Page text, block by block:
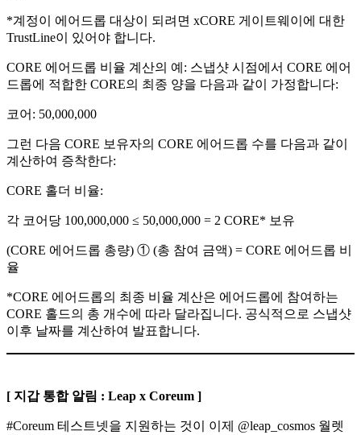
*계정이 에어드롭 대상이 되려면 xCORE 게이트웨이에 대한
TrustLine이 있어야 합니다.​
CORE 에어드롭 비율 계산의 예: 스냅샷 시점에서 CORE 에어
드롭에 적합한 CORE의 최종 양을 다음과 같이 가정합니다:​
코어: 50,000,000​
그런 다음 CORE 보유자의 CORE 에어드롭 수를 다음과 같이
계산하여 증착한다:​
CORE 홀더 비율:​
각 코어당 100,000,000 ≤ 50,000,000 = 2 CORE* 보유​
(CORE 에어드롭 총량) ① (총 참여 금액) = CORE 에어드롭 비
율​
*CORE 에어드롭의 최종 비율 계산은 에어드롭에 참여하는
CORE 홀드의 총 개수에 따라 달라집니다. 공식적으로 스냅샷
이후 날짜를 계산하여 발표합니다.
[ 지갑 통합 알림 : Leap x Coreum ]
#Coreum 테스트넷을 지원하는 것이 이제 @leap_cosmos 월렛